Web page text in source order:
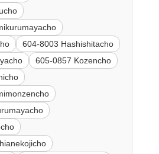
604-8003 Hashishitacho
605-0857 Kozencho